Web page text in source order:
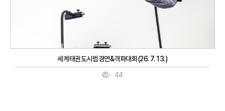
세계태권도시범경연&격파대회(26. 7. 13.)
44